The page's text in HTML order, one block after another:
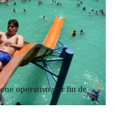
operativo por fin de